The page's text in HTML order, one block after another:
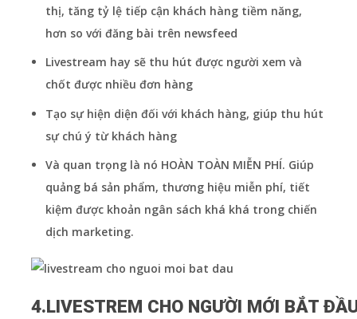
thị, tăng tỷ lệ tiếp cận khách hàng tiềm năng,
hơn so với đăng bài trên newsfeed
Livestream hay sẽ thu hút được người xem và
chốt được nhiều đơn hàng
Tạo sự hiện diện đối với khách hàng, giúp thu hút
sự chú ý từ khách hàng
Và quan trọng là nó HOÀN TOÀN MIỄN PHÍ. Giúp
quảng bá sản phẩm, thương hiệu miễn phí, tiết
kiệm được khoản ngân sách khá khá trong chiến
dịch marketing.
4.LIVESTREM CHO NGƯỜI MỚI BẮT